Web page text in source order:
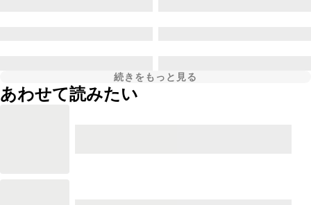
続きをもっと見る
あわせて読みたい